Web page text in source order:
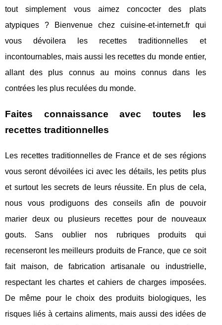
tout simplement vous aimez concocter des plats
atypiques ? Bienvenue chez cuisine-et-internet.fr qui
vous dévoilera les recettes traditionnelles et
incontournables, mais aussi les recettes du monde entier,
allant des plus connus au moins connus dans les
contrées les plus reculées du monde.
Faites connaissance avec toutes les
recettes traditionnelles
Les recettes traditionnelles de France et de ses régions
vous seront dévoilées ici avec les détails, les petits plus
et surtout les secrets de leurs réussite. En plus de cela,
nous vous prodiguons des conseils afin de pouvoir
marier deux ou plusieurs recettes pour de nouveaux
gouts. Sans oublier nos rubriques produits qui
recenseront les meilleurs produits de France, que ce soit
fait maison, de fabrication artisanale ou industrielle,
respectant les chartes et cahiers de charges imposées.
De même pour le choix des produits biologiques, les
risques liés à certains aliments, mais aussi des idées de